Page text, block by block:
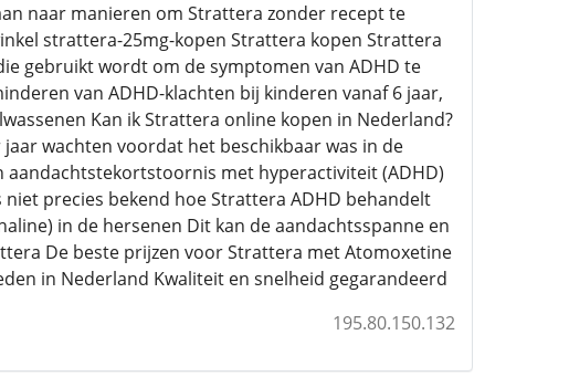
naar manieren om Strattera zonder recept te
strattera-25mg-kopen Strattera kopen Strattera
gebruikt wordt om de symptomen van ADHD te
van ADHD-klachten bij kinderen vanaf 6 jaar,
Kan ik Strattera online kopen in Nederland?
wachten voordat het beschikbaar was in de
met hyperactiviteit (ADHD)
precies bekend hoe Strattera ADHD behandelt
in de hersenen Dit kan de aandachtsspanne en
De beste prijzen voor Strattera met Atomoxetine
in Nederland Kwaliteit en snelheid gegarandeerd
195.80.150.132